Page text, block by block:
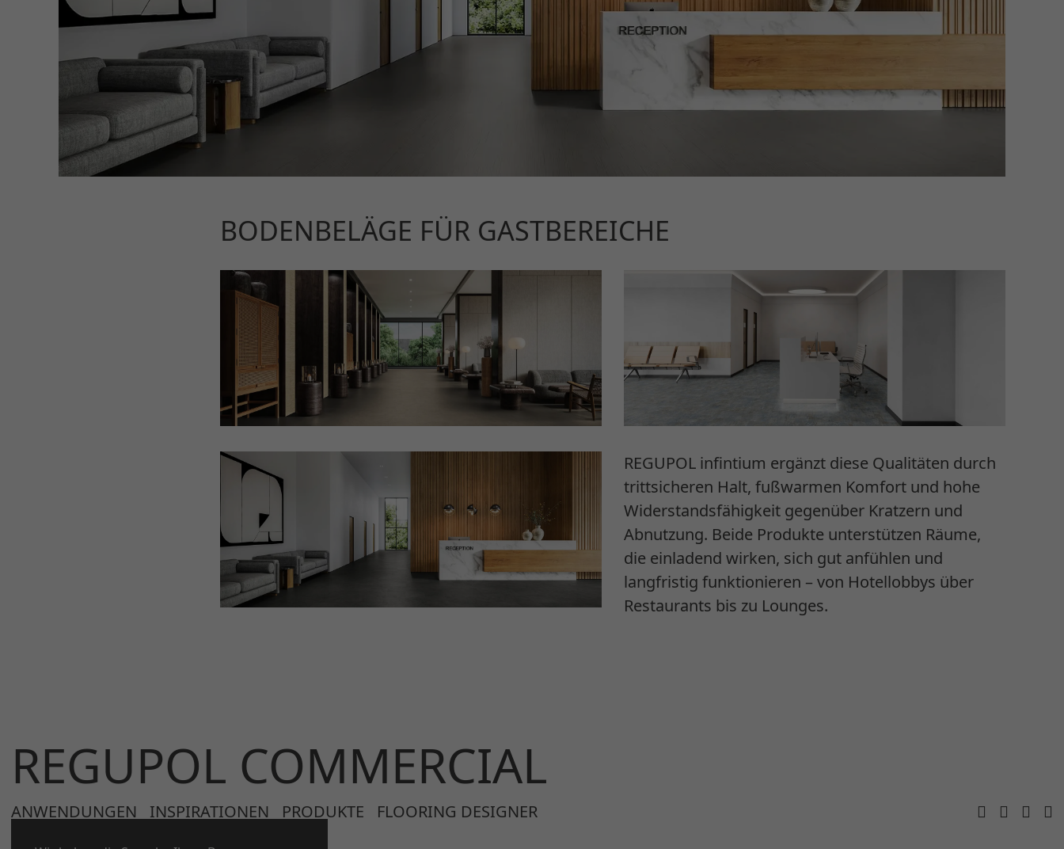
BODENBELÄGE FÜR GASTBEREICHE
REGUPOL infintium ergänzt diese Qualitäten durch
trittsicheren Halt, fußwarmen Komfort und hohe
Widerstandsfähigkeit gegenüber Kratzern und
Abnutzung. Beide Produkte unterstützen Räume,
die einladend wirken, sich gut anfühlen und
langfristig funktionieren – von Hotellobbys über
Restaurants bis zu Lounges.
REGUPOL COMMERCIAL
ANWENDUNGEN INSPIRATIONEN PRODUKTE
FLOORING DESIGNER